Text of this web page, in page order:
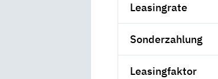
Leasingrate
Sonderzahlung
Leasingfaktor